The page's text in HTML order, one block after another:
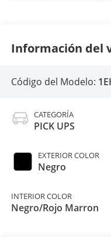
Información del
Código del Modelo:
CATEGORÍA
PICK UPS
EXTERIOR COLOR
Negro
INTERIOR COLOR
Negro/Rojo Marron